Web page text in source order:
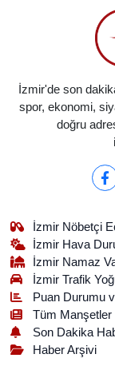
İzmir'de son
spor, ekonomi,
doğru
İzmir Nöbetçi
İzmir Hava
İzmir Namaz
İzmir Trafik
Puan Durumu
Tüm Manşetler
Son Dakika
Haber Arşivi